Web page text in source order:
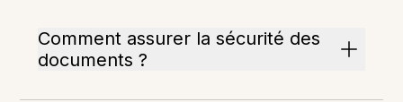
Comment assurer la sécurité des
documents ?